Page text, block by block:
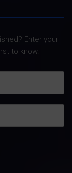
Enter your
to know.